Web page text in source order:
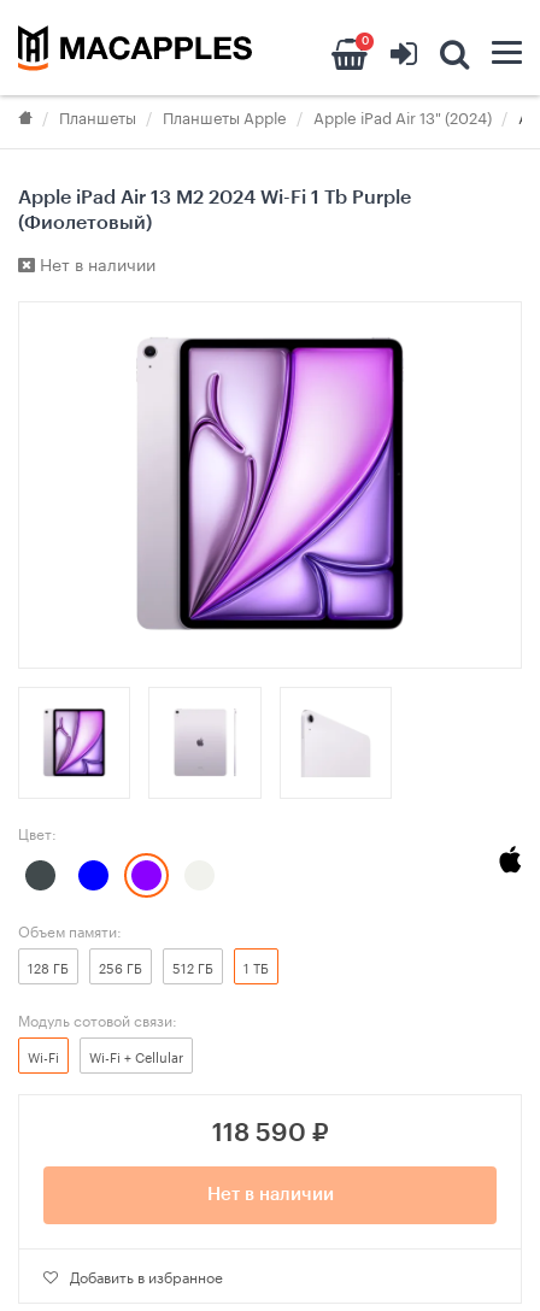
0
Планшеты Планшеты Apple Apple iPad Air 13" (2024)
Apple iPad Air 13 M2 2024 Wi-Fi 1 Tb Purple
(Фиолетовый)
Нет в наличии
Цвет:
Объем памяти:
128 ГБ 256 ГБ 512 ГБ 1 ТБ
Модуль сотовой связи:
Wi-Fi Wi-Fi + Cellular
118 590 ₽
Нет в наличии
Добавить в избранное